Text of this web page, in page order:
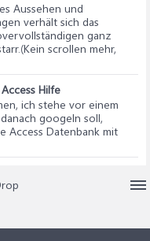
Aussehen und
verhält sich das
ganz
scrollen mehr,
Hilfe
ich stehe vor einem
googeln soll,
Access Datenbank mit